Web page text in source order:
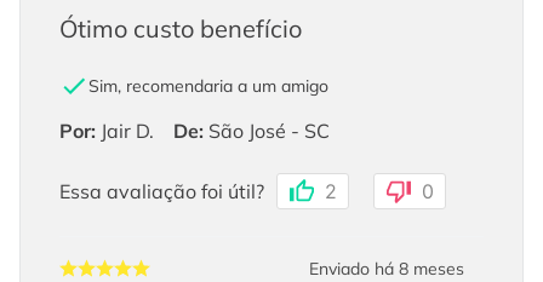
Ótimo custo benefício
Sim, recomendaria a um amigo
Por: Jair D. De: São José - SC
Essa avaliação foi útil? 2 0
Enviado há 8 meses